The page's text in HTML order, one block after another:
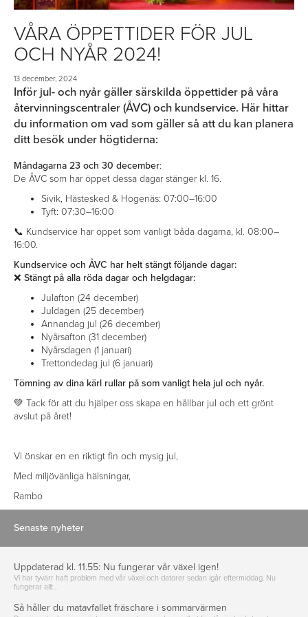
VÅRA ÖPPETTIDER FÖR JUL
OCH NYÅR 2024!
13 december, 2024
Inför jul- och nyår gäller särskilda öppettider på våra
återvinningscentraler (ÅVC) och kundservice. Här hittar
du information om vad som gäller så att du kan planera
ditt besök under högtiderna:
Måndagarna 23 och 30 december:
De ÅVC som har öppet dessa dagar stänger kl. 16.
Sivik, Hästesked & Hogenäs: 07:00–16:00
Tyft: 07:30–16:00
📞 Kundservice har öppet som vanligt båda dagarna, kl. 08:00–
16:00.
Kundservice och ÅVC har helt stängt följande dagar:
❌ Stängt på alla röda dagar och helgdagar:
Julafton (24 december)
Juldagen (25 december)
Annandag jul (26 december)
Nyårsafton (31 december)
Nyårsdagen (1 januari)
Trettondedag jul (6 januari)
Tömning av dina kärl rullar på som vanligt hela jul och nyår.
💚 Tack för att du hjälper oss skapa en hållbar jul och ett grönt
avslut på året!
Vi önskar en en riktigt fin och mysig jul,
Med miljövänliga hälsningar,
Rambo
Senaste nyheter
Uppdaterad kl. 11.55: Nu fungerar vår växel igen!
Vi har tyvärr haft problem med vår växel och datorer sedan igår eftermiddag. Nu
fungerar allt…
Så håller du matavfallet fräschare i sommarvärmen